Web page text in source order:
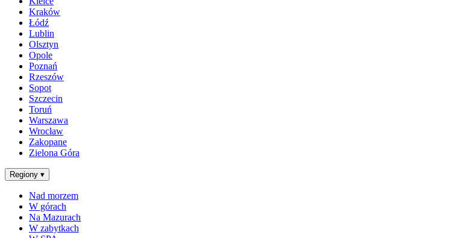
Kraków
Łódź
Lublin
Olsztyn
Opole
Poznań
Rzeszów
Sopot
Szczecin
Toruń
Warszawa
Wrocław
Zakopane
Zielona Góra
Regiony ▾
Nad morzem
W górach
Na Mazurach
W zabytkach